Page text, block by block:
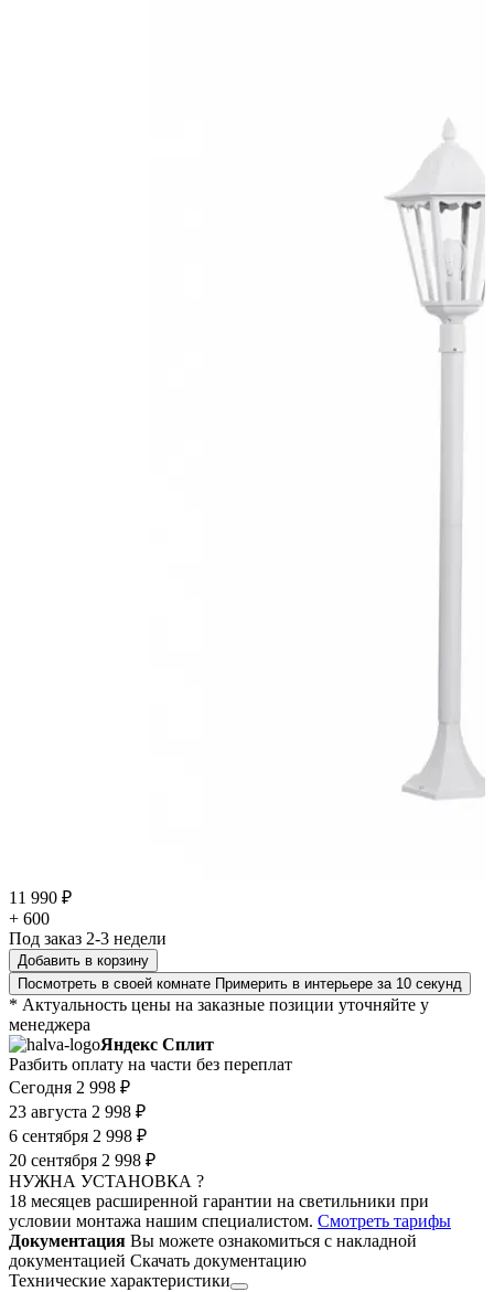
11 990 ₽
+ 600
Под заказ 2-3 недели
Добавить в корзину
Посмотреть в своей комнате Примерить в интерьере за 10 секунд
* Актуальность цены на заказные позиции уточняйте у
менеджера
Яндекс Сплит
Разбить оплату на части без переплат
Сегодня 2 998 ₽
23 августа 2 998 ₽
6 сентября 2 998 ₽
20 сентября 2 998 ₽
НУЖНА УСТАНОВКА ?
18 месяцев расширенной гарантии на светильники при
условии монтажа нашим специалистом. Смотреть тарифы
Документация Вы можете ознакомиться с накладной
документацией Скачать документацию
Технические характеристики